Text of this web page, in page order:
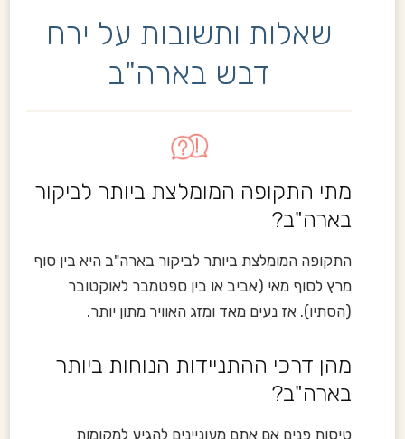
שאלות ותשובות על ירח
דבש בארה"ב
מתי התקופה המומלצת ביותר לביקור
בארה"ב?
התקופה המומלצת ביותר לביקור בארה"ב היא בין סוף
מרץ לסוף מאי (אביב או בין ספטמבר לאוקטובר
(הסתיו). אז נעים מאד ומזג האוויר מתון יותר.
מהן דרכי ההתניידות הנוחות ביותר
בארה"ב?
טיסות פנים אם אתם מעוניינים להגיע למקומות